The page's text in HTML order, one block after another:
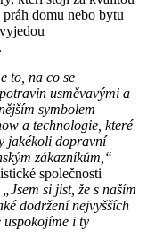
domu nebo bytu
to, na co se
usměvavými a
symbolem
a technologie, které
jakékoli dopravní
zákazníkům,“
společnosti
„Jsem si jist, že s naším
dodržení nejvyšších
uspokojíme i ty